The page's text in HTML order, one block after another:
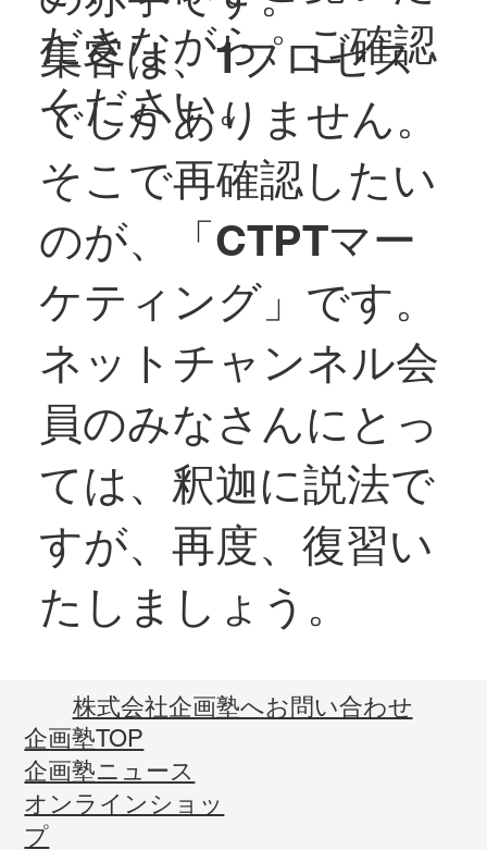
集客は、1プロセス
でしかありません。
そこで再確認したい
のが、「CTPTマー
ケティング」です。
ネットチャンネル会
員のみなさんにとっ
ては、釈迦に説法で
すが、再度、復習い
たしましょう。
だきながら、ご確認
ください。
企画塾TOP
企画塾ニュース
オンラインショッ
プ
​株式会社企画塾へお問い合わせ